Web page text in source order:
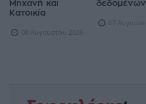
Μηχανή και
Κατοικία
08 Αυγούστου 2026
δεδομένων
07